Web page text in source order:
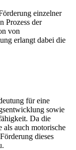
einzelner
Prozess der
von
erlangt dabei die
für eine
sowie
Da die
als auch motorische
dieses